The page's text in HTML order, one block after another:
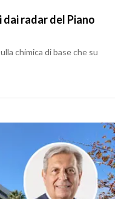
radar del Piano
chimica di base che su